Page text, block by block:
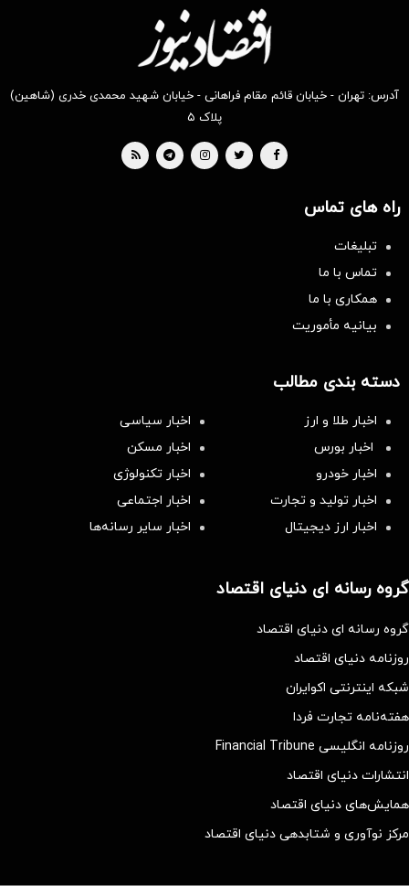
آدرس: تهران - خیابان قائم مقام فراهانی - خیابان شهید محمدی خدری (شاهین)
پلاک ۵
راه های تماس
تبلیغات
تماس با ما
همکاری با ما
بیانیه مأموریت
دسته بندی مطالب
اخبار طلا و ارز
اخبار سیاسی
اخبار بورس
اخبار مسکن
اخبار خودرو
اخبار تکنولوژی
اخبار تولید و تجارت
اخبار اجتماعی
اخبار ارز دیجیتال
اخبار سایر رسانه‌‌ها
گروه رسانه ای دنیای اقتصاد
گروه رسانه ای دنیای اقتصاد
روزنامه دنیای اقتصاد
شبکه اینترنتی اکوایران
هفته‌نامه تجارت فردا
روزنامه انگلیسی Financial Tribune
انتشارات دنیای اقتصاد
همایش‌های دنیای اقتصاد
مرکز نوآوری و شتابدهی دنیای اقتصاد